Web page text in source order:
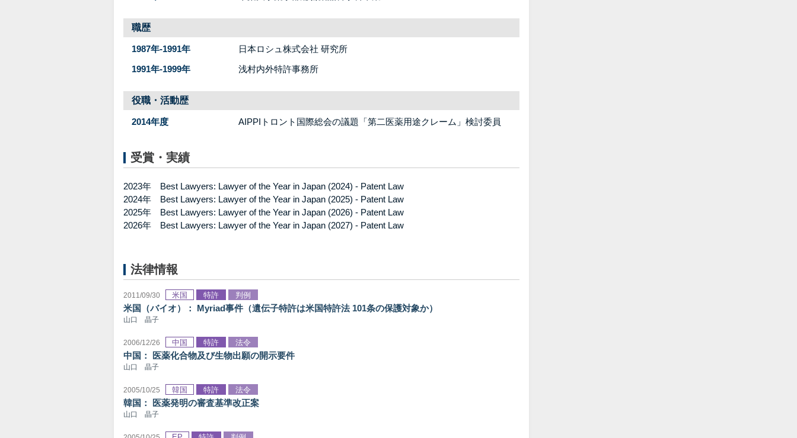
職歴
1987年-1991年
日本ロシュ株式会社 研究所
1991年-1999年
浅村内外特許事務所
役職・活動歴
2014年度 AIPPIトロント国際総会の議題「第二医薬用途クレーム」検討委員
受賞・実績
2023年 Best Lawyers: Lawyer of the Year in Japan (2024) - Patent Law
2024年 Best Lawyers: Lawyer of the Year in Japan (2025) - Patent Law
2025年 Best Lawyers: Lawyer of the Year in Japan (2026) - Patent Law
2026年 Best Lawyers: Lawyer of the Year in Japan (2027) - Patent Law
法律情報
2011/09/30 米国 特許 判例
米国（バイオ）： Myriad事件（遺伝子特許は米国特許法 101条の保護対象か）
山口 晶子
2006/12/26 中国 特許 法令
中国： 医薬化合物及び生物出願の開示要件
山口 晶子
2005/10/25 韓国 特許 法令
韓国： 医薬発明の審査基準改正案
山口 晶子